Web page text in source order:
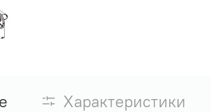
Характеристики